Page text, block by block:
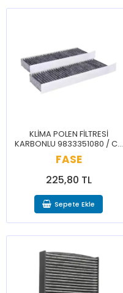
KLİMA POLEN FİLTRESİ
KARBONLU 9833351080 / C4
DS3 2008 208
FASE
225,80 TL
Sepete Ekle